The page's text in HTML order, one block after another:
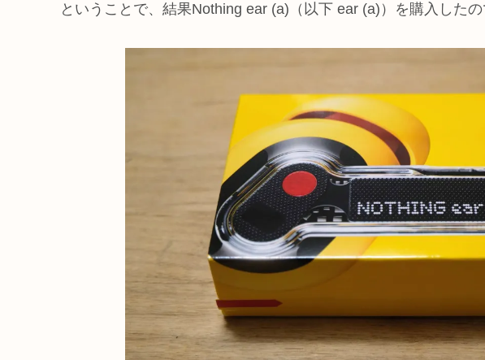
ということで、結果Nothing ear (a)（以下 ear (a)）を購入したの